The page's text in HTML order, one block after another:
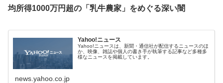
均所得1000万円超の「乳牛農家」をめぐる深い闇
Yahoo!ニュース
Yahoo!ニュースは、新聞・通信社が配信するニュースのほ
か、映像、雑誌や個人の書き手が執筆する記事など多種多
様なニュースを掲載しています。
news.yahoo.co.jp